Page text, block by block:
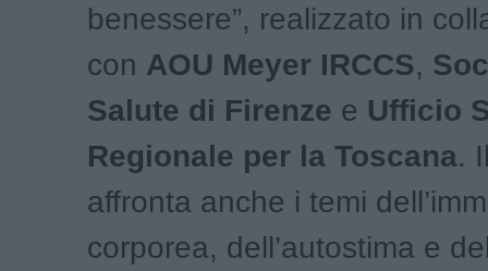
benessere”, realizzato in
con AOU Meyer IRCCS,
Salute di Firenze e Ufficio
Regionale per la Toscana.
affronta anche i temi
corporea, dell’autostima e